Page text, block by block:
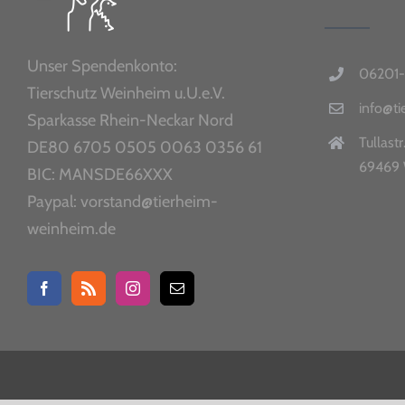
Unser Spendenkonto:
Tierschutz Weinheim u.U.e.V.
Sparkasse Rhein-Neckar Nord
DE80 6705 0505 0063 0356 61
BIC: MANSDE66XXX
Paypal: vorstand@tierheim-
weinheim.de
69469